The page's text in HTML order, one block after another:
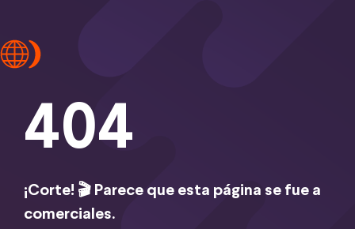
404
¡Corte! 🎬 Parece que esta página se fue a
comerciales.